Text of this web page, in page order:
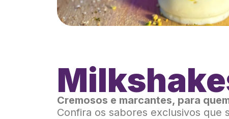
Cremosos e marcantes, para
Confira os sabores exclusivos que